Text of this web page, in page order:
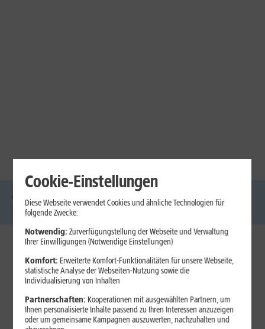
Glasfaser Internet Handys
Mobilfunk-
Laptops
1&1 Internet
Jetzt unterbrechungsfrei ins sehr gute Netz wechseln.
Ohne doppelte Kosten.*
Cookie-Einstellungen
Diese Webseite verwendet Cookies und ähnliche Technologien für
folgende Zwecke:
Notwendig: Zurverfügungstellung der Webseite und Verwaltung
Ihrer Einwilligungen (Notwendige Einstellungen)
Komfort: Erweiterte Komfort-Funktionalitäten für unsere Webseite,
statistische Analyse der Webseiten-Nutzung sowie die
Individualisierung von Inhalten
Partnerschaften: Kooperationen mit ausgewählten Partnern, um
Ihnen personalisierte Inhalte passend zu Ihren Interessen anzuzeigen
oder um gemeinsame Kampagnen auszuwerten, nachzuhalten und